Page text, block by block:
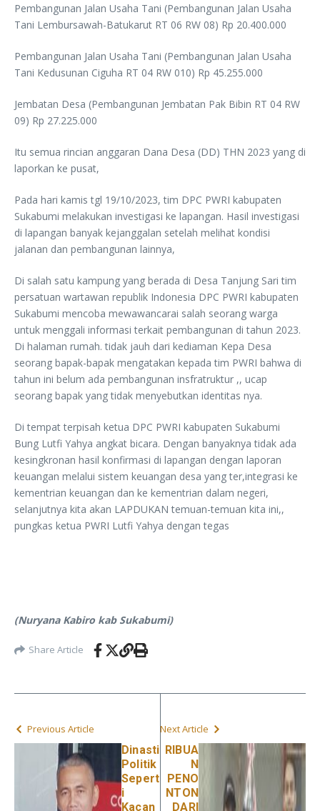
Pembangunan Jalan Usaha Tani (Pembangunan Jalan Usaha
Tani Lembursawah-Batukarut RT 06 RW 08) Rp 20.400.000
Pembangunan Jalan Usaha Tani (Pembangunan Jalan Usaha
Tani Kedusunan Ciguha RT 04 RW 010) Rp 45.255.000
Jembatan Desa (Pembangunan Jembatan Pak Bibin RT 04 RW
09) Rp 27.225.000
Itu semua rincian anggaran Dana Desa (DD) THN 2023 yang di
laporkan ke pusat,
Pada hari kamis tgl 19/10/2023, tim DPC PWRI kabupaten
Sukabumi melakukan investigasi ke lapangan. Hasil investigasi
di lapangan banyak kejanggalan setelah melihat kondisi
jalanan dan pembangunan lainnya,
Di salah satu kampung yang berada di Desa Tanjung Sari tim
persatuan wartawan republik Indonesia DPC PWRI kabupaten
Sukabumi mencoba mewawancarai salah seorang warga
untuk menggali informasi terkait pembangunan di tahun 2023.
Di halaman rumah. tidak jauh dari kediaman Kepa Desa
seorang bapak-bapak mengatakan kepada tim PWRI bahwa di
tahun ini belum ada pembangunan insfratruktur ,, ucap
seorang bapak yang tidak menyebutkan identitas nya.
Di tempat terpisah ketua DPC PWRI kabupaten Sukabumi
Bung Lutfi Yahya angkat bicara. Dengan banyaknya tidak ada
kesingkronan hasil konfirmasi di lapangan dengan laporan
keuangan melalui sistem keuangan desa yang ter,integrasi ke
kementrian keuangan dan ke kementrian dalam negeri,
selanjutnya kita akan LAPDUKAN temuan-temuan kita ini,,
pungkas ketua PWRI Lutfi Yahya dengan tegas
(Nuryana Kabiro kab Sukabumi)
Share Article
Previous Article
Dinasti
Politik
Sepert
i
Kacan
Next Article
RIBUA
N
PENO
NTON
DARI